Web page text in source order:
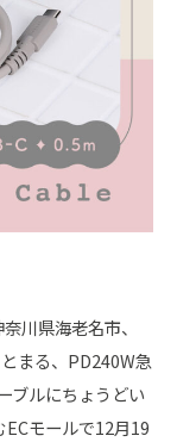
川県海老名市、
まる、PD240W急
ブルにちょうどい
モールで12月19